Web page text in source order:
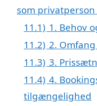
som
11.1) 1. Behov
11.2) 2.
11.3) 3.
11.4) 4.
tilgængelighed